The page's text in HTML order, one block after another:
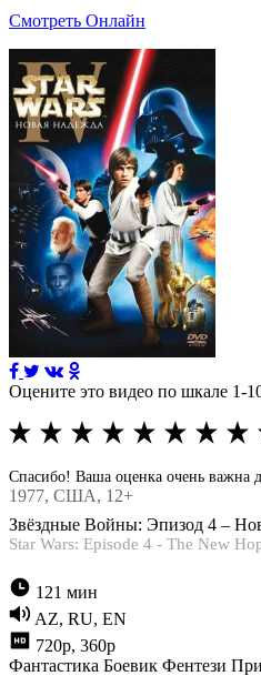
Смотреть Онлайн
Оцените это видео по шкале 1-
Спасибо! Ваша оценка очень важна
1977, США, 12+
Звёздные Войны: Эпизод 4 –
Star Wars: Episode 4 - The New
121 мин
AZ, RU, EN
720p, 360p
Фантастика Боевик Фентези